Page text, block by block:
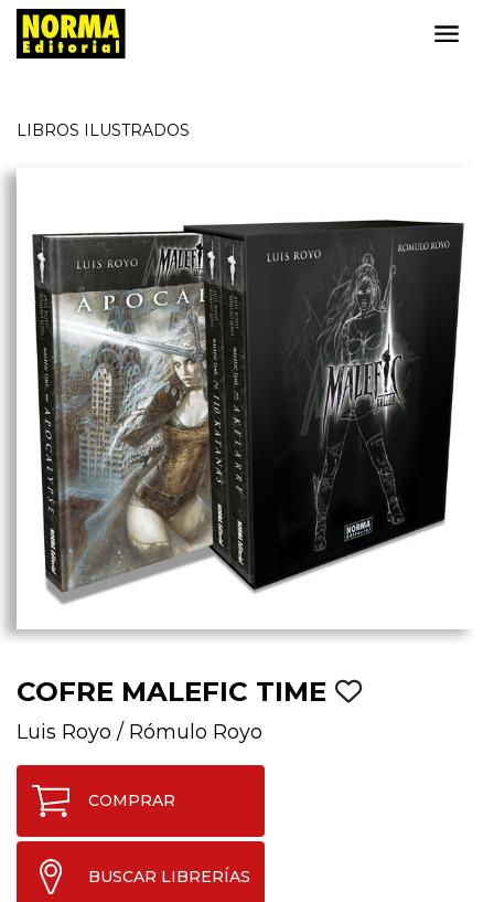
LIBROS ILUSTRADOS
COFRE MALEFIC TIME
Luis Royo / Rómulo Royo
COMPRAR
BUSCAR LIBRERÍAS